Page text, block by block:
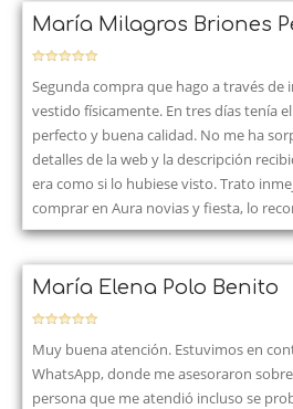
María Milagros Briones
Segunda compra que hago a través
vestido físicamente. En tres días tenía
perfecto y buena calidad. No me ha
detalles de la web y la descripción
era como si lo hubiese visto. Trato
comprar en Aura novias y fiesta, lo
María Elena Polo Benito
Muy buena atención. Estuvimos en
WhatsApp, donde me asesoraron
persona que me atendió incluso se